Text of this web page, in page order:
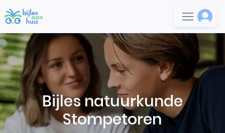
Bijles natuurkunde
Stompetoren